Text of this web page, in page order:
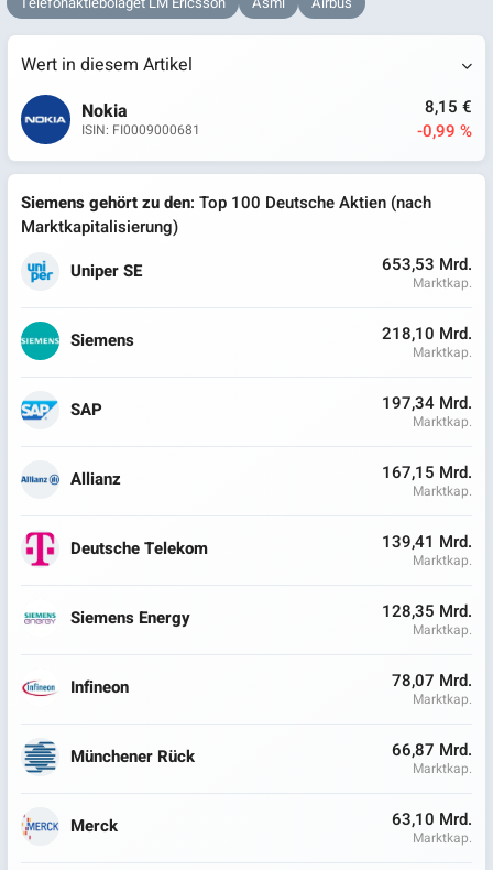
Wert in diesem Artikel
Nokia
ISIN: FI0009000681
8,15 €
-0,99 %
Siemens gehört zu den: Top 100 Deutsche Aktien (nach
Marktkapitalisierung)
Uniper SE
653,53 Mrd.
Marktkap.
Siemens 218,10 Mrd.
Marktkap.
SAP 197,34 Mrd.
Marktkap.
Allianz 167,15 Mrd.
Marktkap.
Deutsche Telekom 139,41 Mrd.
Marktkap.
Siemens Energy 128,35 Mrd.
Marktkap.
Infineon 78,07 Mrd.
Marktkap.
Münchener Rück 66,87 Mrd.
Marktkap.
Merck 63,10 Mrd.
Marktkap.